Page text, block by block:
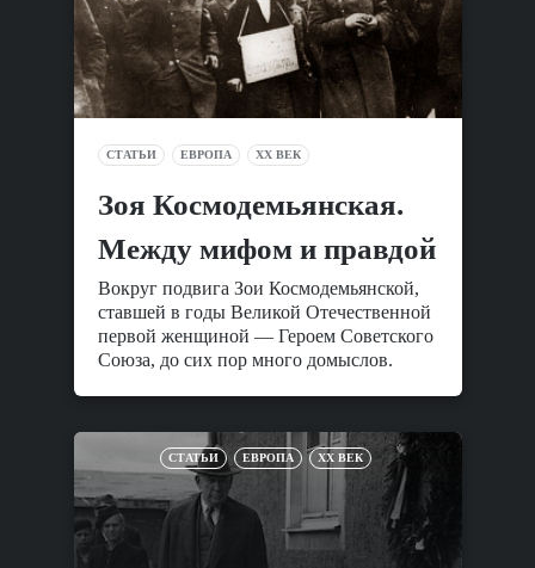
СТАТЬИ ЕВРОПА XX ВЕК
Зоя Космодемьянская.
Между мифом и правдой
Вокруг подвига Зои Космодемьянской,
ставшей в годы Великой Отечественной
первой женщиной — Героем Советского
Союза, до сих пор много домыслов.
СТАТЬИ ЕВРОПА XX ВЕК